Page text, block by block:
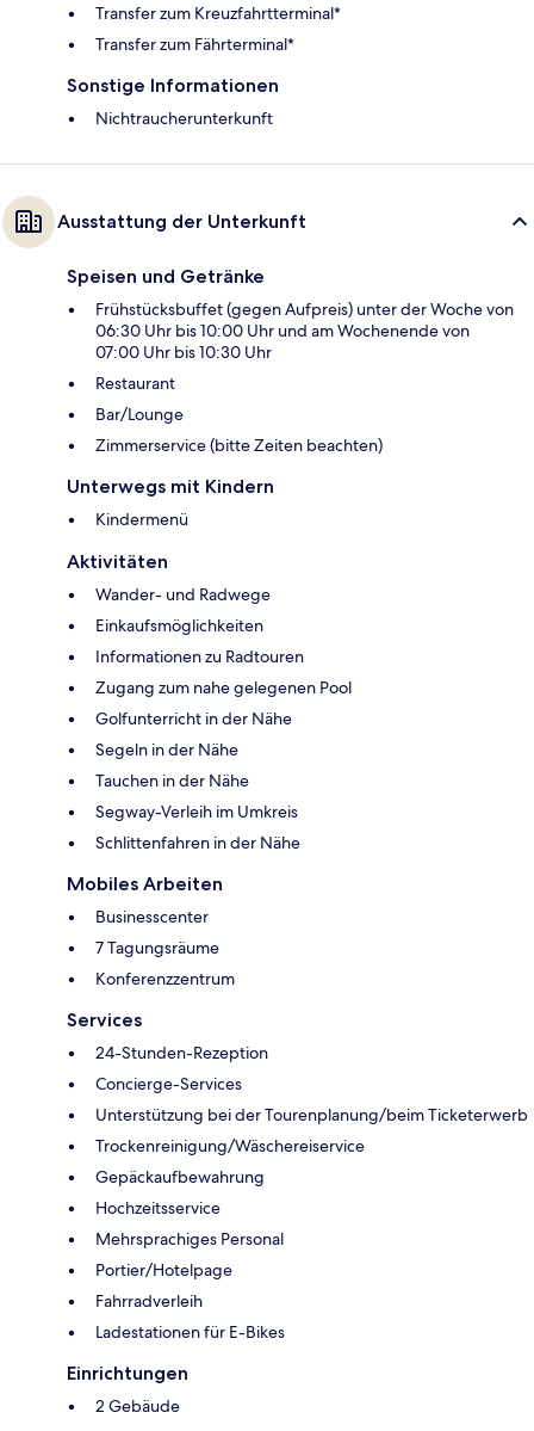
Transfer zum Kreuzfahrtterminal*
Transfer zum Fährterminal*
Sonstige Informationen
Nichtraucherunterkunft
Ausstattung der Unterkunft
Speisen und Getränke
Frühstücksbuffet (gegen Aufpreis) unter der Woche von
06:30 Uhr bis 10:00 Uhr und am Wochenende von
07:00 Uhr bis 10:30 Uhr
Restaurant
Bar/Lounge
Zimmerservice (bitte Zeiten beachten)
Unterwegs mit Kindern
Kindermenü
Aktivitäten
Wander- und Radwege
Einkaufsmöglichkeiten
Informationen zu Radtouren
Zugang zum nahe gelegenen Pool
Golfunterricht in der Nähe
Segeln in der Nähe
Tauchen in der Nähe
Segway-Verleih im Umkreis
Schlittenfahren in der Nähe
Mobiles Arbeiten
Businesscenter
7 Tagungsräume
Konferenzzentrum
Services
24-Stunden-Rezeption
Concierge-Services
Unterstützung bei der Tourenplanung/beim Ticketerwerb
Trockenreinigung/Wäschereiservice
Gepäckaufbewahrung
Hochzeitsservice
Mehrsprachiges Personal
Portier/Hotelpage
Fahrradverleih
Ladestationen für E-Bikes
Einrichtungen
2 Gebäude